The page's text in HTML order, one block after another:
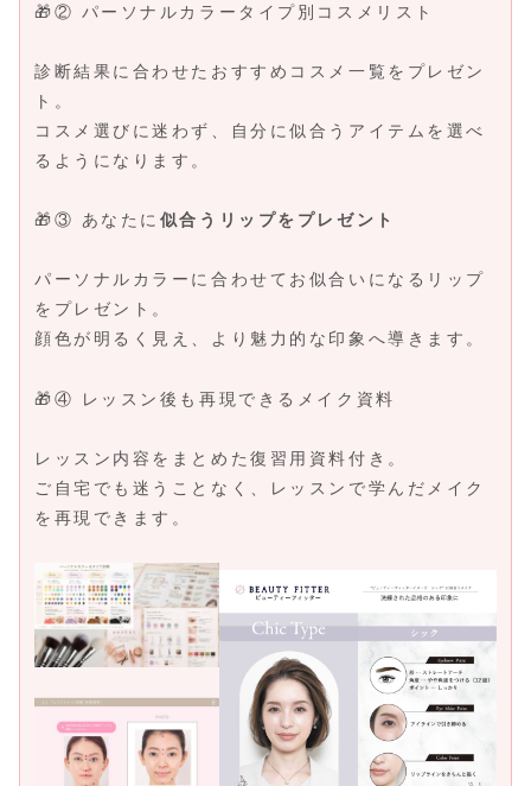
🎁② パーソナルカラータイプ別コスメリスト
診断結果に合わせたおすすめコスメ一覧をプレゼン
ト。
コスメ選びに迷わず、自分に似合うアイテムを選べ
るようになります。
🎁③ あなたに 似合うリップをプレゼント
パーソナルカラーに合わせてお似合いになるリップ
をプレゼント。
顔色が明るく見え、より魅力的な印象へ導きます。
🎁④ レッスン後も再現できるメイク資料
レッスン内容をまとめた復習用資料付き。
ご自宅でも迷うことなく、レッスンで学んだメイク
を再現できます。